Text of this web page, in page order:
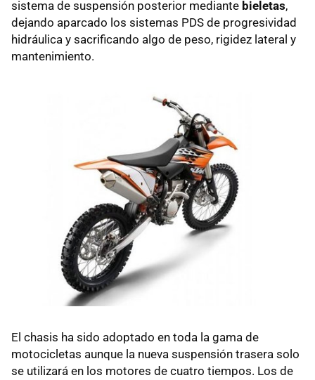
sistema de suspensión posterior mediante bieletas,
dejando aparcado los sistemas PDS de progresividad
hidráulica y sacrificando algo de peso, rigidez lateral y
mantenimiento.
El chasis ha sido adoptado en toda la gama de
motocicletas aunque la nueva suspensión trasera solo
se utilizará en los motores de cuatro tiempos. Los de